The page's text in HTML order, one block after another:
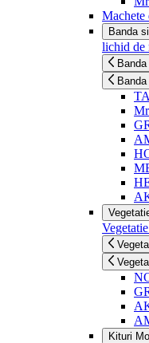
Machete
Banda
lichid de
Kituri